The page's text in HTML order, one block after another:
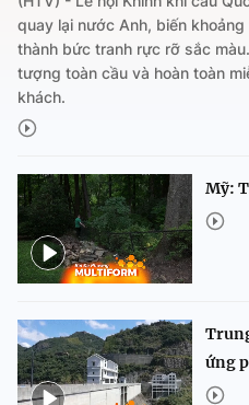
quay lại nước Anh, biến
thành bức tranh rực rỡ sắc
tượng toàn cầu và hoàn toàn
khách.
Mỹ:
ứng